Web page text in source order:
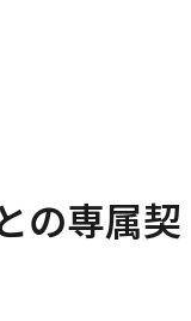
の専属契